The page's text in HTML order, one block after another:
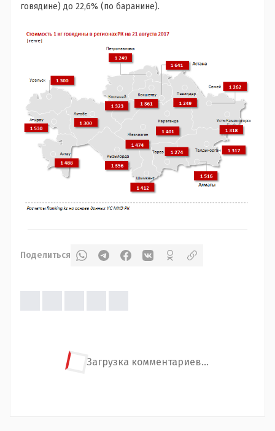
говядине) до 22,6% (по баранине).
Поделиться
Загрузка комментариев...